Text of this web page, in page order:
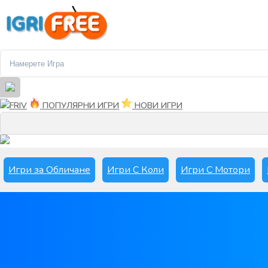
FRIV ПОПУЛЯРНИ ИГРИ
НОВИ ИГРИ
Игри за Обличане Игри С Коли Игри С Мотори